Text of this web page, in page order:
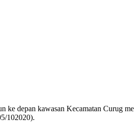
ke depan kawasan Kecamatan Curug
102020).